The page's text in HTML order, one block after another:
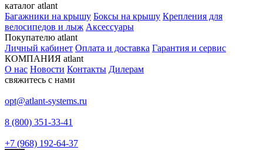
каталог atlant
Багажники на крышу Боксы на крышу Крепления для
велосипедов и лыж Аксессуары
Покупателю atlant
Личный кабинет Оплата и доставка Гарантия и сервис
КОМПАНИЯ atlant
О нас Новости Контакты Дилерам
свяжитесь с нами
opt@atlant-systems.ru
8 (800) 351-33-41
+7 (968) 192-64-37